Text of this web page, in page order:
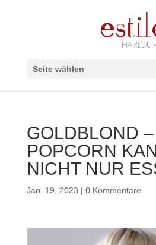
Seite wählen
GOLDBLOND –
POPCORN
NICHT NUR
Jan. 19, 2023 | 0 Kommentare